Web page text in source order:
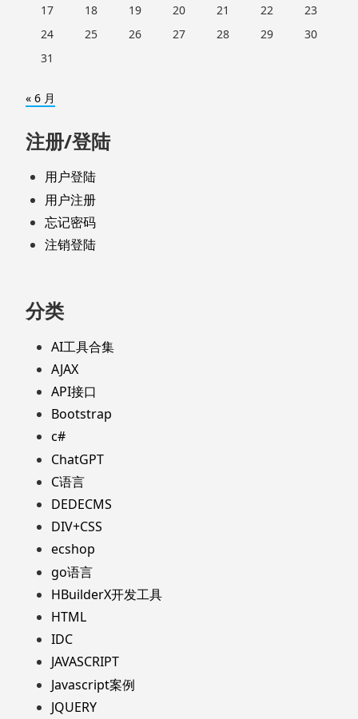
17 18 19 20 21 22
23
24
25 26 27 28 29
30
31
« 6 月
注册/登陆
用户登陆
用户注册
忘记密码
注销登陆
分类
AI工具合集
AJAX
API接口
Bootstrap
c#
ChatGPT
C语言
DEDECMS
DIV+CSS
ecshop
go语言
HBuilderX开发工具
HTML
IDC
JAVASCRIPT
Javascript案例
JQUERY